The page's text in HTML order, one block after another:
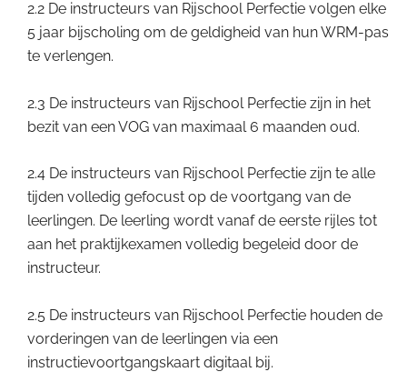
2.2 De instructeurs van Rijschool Perfectie volgen elke
5 jaar bijscholing om de geldigheid van hun WRM-pas
te verlengen.
2.3 De instructeurs van Rijschool Perfectie zijn in het
bezit van een VOG van maximaal 6 maanden oud.
2.4 De instructeurs van Rijschool Perfectie zijn te alle
tijden volledig gefocust op de voortgang van de
leerlingen. De leerling wordt vanaf de eerste rijles tot
aan het praktijkexamen volledig begeleid door de
instructeur.
2.5 De instructeurs van Rijschool Perfectie houden de
vorderingen van de leerlingen via een
instructievoortgangskaart digitaal bij.